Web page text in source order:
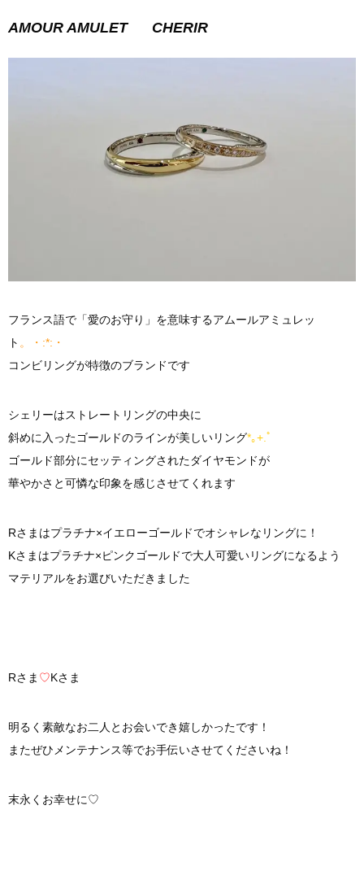
AMOUR AMULET CHERIR
フランス語で「愛のお守り」を意味するアムールアミュレッ
ト 。・:*:・
コンビリングが特徴のブランドです
シェリーはストレートリングの中央に
斜めに入ったゴールドのラインが美しいリング*｡+.ﾟ
ゴールド部分にセッティングされたダイヤモンドが
華やかさと可憐な印象を感じさせてくれます
Rさまはプラチナ×イエローゴールドでオシャレなリングに！
Kさまはプラチナ×ピンクゴールドで大人可愛いリングになるよう
マテリアルをお選びいただきました
Rさま ♡Kさま
明るく素敵なお二人とお会いでき嬉しかったです！
またぜひメンテナンス等でお手伝いさせてくださいね！
末永くお幸せに♡